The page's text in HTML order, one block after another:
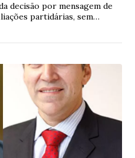
decisão por mensagem de
partidárias, sem